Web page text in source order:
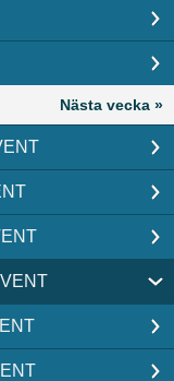
Nästa vecka »